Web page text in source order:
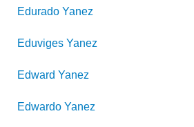
Edurado Yanez
Eduviges Yanez
Edward Yanez
Edwardo Yanez